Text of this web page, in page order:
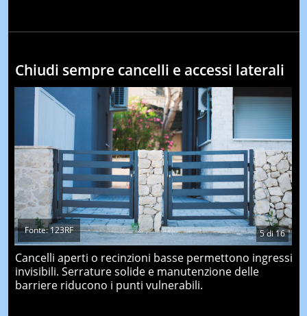
Chiudi sempre cancelli e accessi laterali
5di16
Fonte: 123RF
Cancelli aperti o recinzioni basse permettono ingressi
invisibili. Serrature solide e manutenzione delle
barriere riducono i punti vulnerabili.